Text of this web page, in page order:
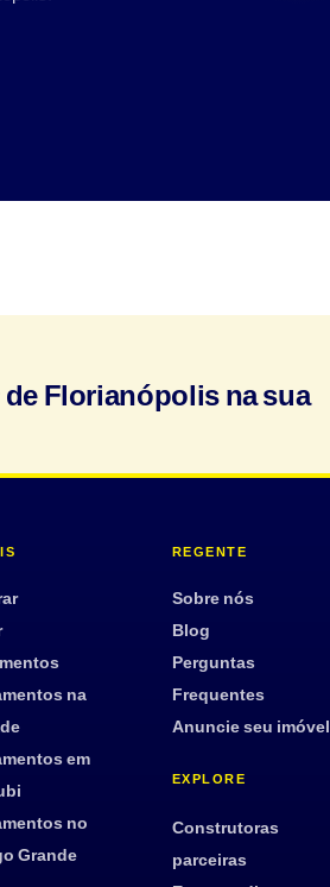
de Florianópolis na sua
na
em
no
Grande
REGENTE
Sobre nós
Blog
Perguntas
Frequentes
Anuncie seu imóvel
EXPLORE
Construtoras
parceiras